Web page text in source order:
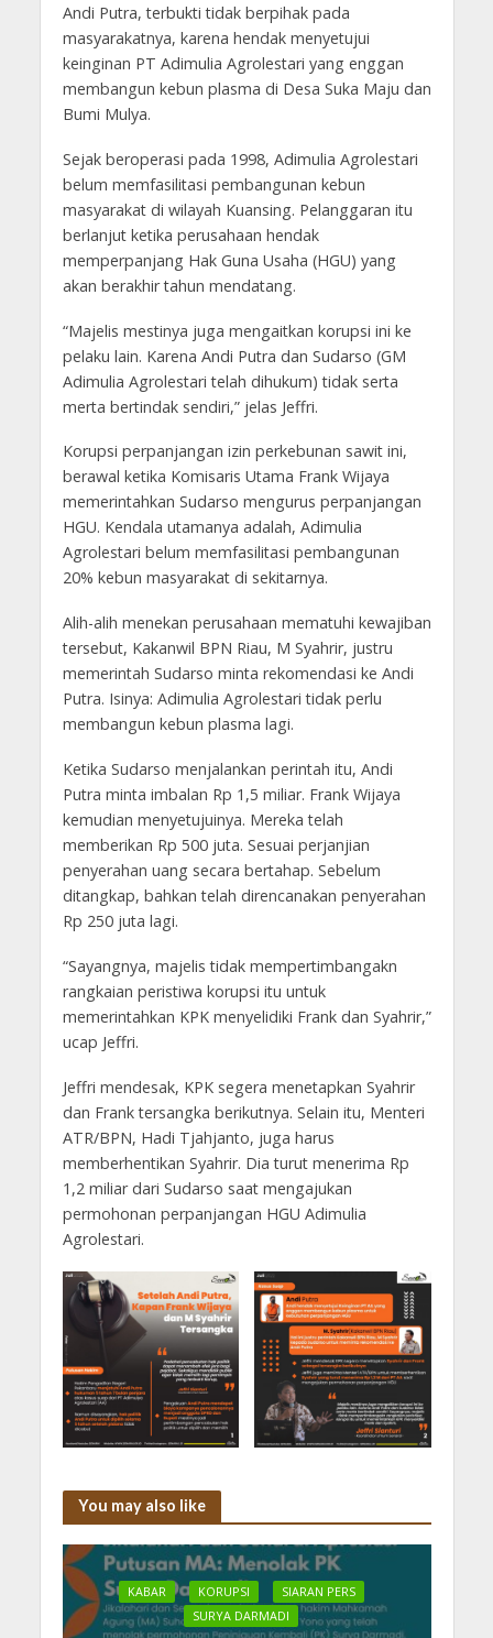
Andi Putra, terbukti tidak berpihak pada
masyarakatnya, karena hendak menyetujui
keinginan PT Adimulia Agrolestari yang enggan
membangun kebun plasma di Desa Suka Maju dan
Bumi Mulya.
Sejak beroperasi pada 1998, Adimulia Agrolestari
belum memfasilitasi pembangunan kebun
masyarakat di wilayah Kuansing. Pelanggaran itu
berlanjut ketika perusahaan hendak
memperpanjang Hak Guna Usaha (HGU) yang
akan berakhir tahun mendatang.
“Majelis mestinya juga mengaitkan korupsi ini ke
pelaku lain. Karena Andi Putra dan Sudarso (GM
Adimulia Agrolestari telah dihukum) tidak serta
merta bertindak sendiri,” jelas Jeffri.
Korupsi perpanjangan izin perkebunan sawit ini,
berawal ketika Komisaris Utama Frank Wijaya
memerintahkan Sudarso mengurus perpanjangan
HGU. Kendala utamanya adalah, Adimulia
Agrolestari belum memfasilitasi pembangunan
20% kebun masyarakat di sekitarnya.
Alih-alih menekan perusahaan mematuhi kewajiban
tersebut, Kakanwil BPN Riau, M Syahrir, justru
memerintah Sudarso minta rekomendasi ke Andi
Putra. Isinya: Adimulia Agrolestari tidak perlu
membangun kebun plasma lagi.
Ketika Sudarso menjalankan perintah itu, Andi
Putra minta imbalan Rp 1,5 miliar. Frank Wijaya
kemudian menyetujuinya. Mereka telah
memberikan Rp 500 juta. Sesuai perjanjian
penyerahan uang secara bertahap. Sebelum
ditangkap, bahkan telah direncanakan penyerahan
Rp 250 juta lagi.
“Sayangnya, majelis tidak mempertimbangakn
rangkaian peristiwa korupsi itu untuk
memerintahkan KPK menyelidiki Frank dan Syahrir,”
ucap Jeffri.
Jeffri mendesak, KPK segera menetapkan Syahrir
dan Frank tersangka berikutnya. Selain itu, Menteri
ATR/BPN, Hadi Tjahjanto, juga harus
memberhentikan Syahrir. Dia turut menerima Rp
1,2 miliar dari Sudarso saat mengajukan
permohonan perpanjangan HGU Adimulia
Agrolestari.
You may also like
KABAR KORUPSI
SIARAN PERS
SURYA DARMADI